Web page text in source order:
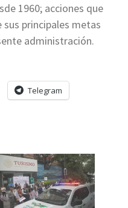
1960; acciones que
principales metas
administración.
Telegram